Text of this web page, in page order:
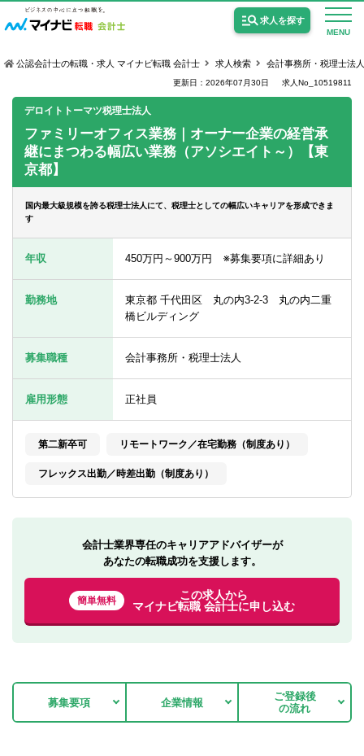
MENU
求人を探す
公認会計士の求人
監査法人の求人
女性会計士の転職
個別転職相談会・セミナー
非公開求人とは？
サービス紹介
業界情報
公認会計士の転職・求人 マイナビ転職 会計士 求人検索 会計事務所・税理士法
更新日：2026年07月30日 求人No_10519811
デロイトトーマツ税理士法人
ファミリーオフィス業務｜オーナー企業の経営承
継にまつわる幅広い業務（アソシエイト～）【東
京都】
国内最大級規模を誇る税理士法人にて、税理士としての幅広いキャリアを形成できま
す
年収 450万円～900万円 ※募集要項に詳細あり
勤務地
東京都 千代田区 丸の内3-2-3 丸の内二重
橋ビルディング
募集職種 会計事務所・税理士法人
雇用形態 正社員
第二新卒可 リモートワーク／在宅勤務（制度あり）
フレックス出勤／時差出勤（制度あり）
会計士業界専任のキャリアアドバイザーが
あなたの転職成功を支援します。
簡単無料
この求人から
マイナビ転職 会計士に申し込む
募集要項 企業情報
ご登録後
の流れ